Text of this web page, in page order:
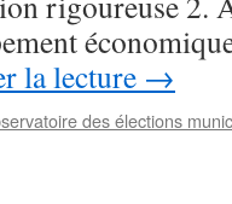
la lecture →
des élections